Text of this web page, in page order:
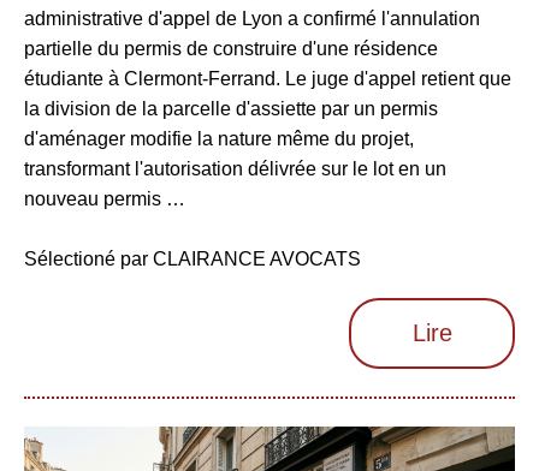
administrative d'appel de Lyon a confirmé l'annulation
partielle du permis de construire d'une résidence
étudiante à Clermont-Ferrand. Le juge d'appel retient que
la division de la parcelle d'assiette par un permis
d'aménager modifie la nature même du projet,
transformant l'autorisation délivrée sur le lot en un
nouveau permis …
Sélectioné par CLAIRANCE AVOCATS
Lire